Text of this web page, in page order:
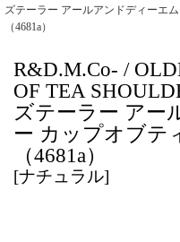
ズテーラー アールアンドディーエ
（4681a）
R&D.M.Co- /
OF TEA
ズテーラー アー
ー カップオブテ
（4681a）
[ナチュラル]